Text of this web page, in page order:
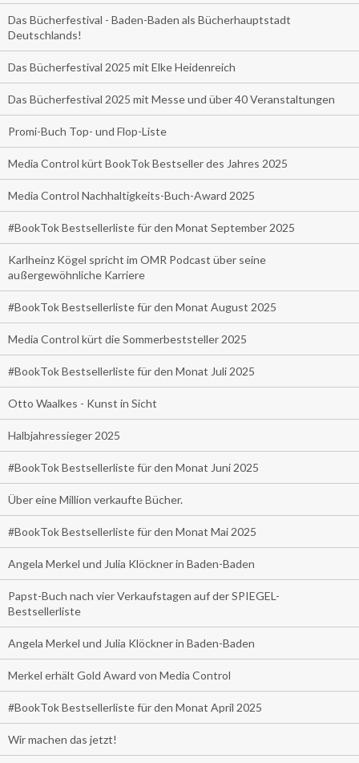
Das Bücherfestival - Baden-Baden als Bücherhauptstadt
Deutschlands!
Das Bücherfestival 2025 mit Elke Heidenreich
Das Bücherfestival 2025 mit Messe und über 40 Veranstaltungen
Promi-Buch Top- und Flop-Liste
Media Control kürt BookTok Bestseller des Jahres 2025
Media Control Nachhaltigkeits-Buch-Award 2025
#BookTok Bestsellerliste für den Monat September 2025
Karlheinz Kögel spricht im OMR Podcast über seine
außergewöhnliche Karriere
#BookTok Bestsellerliste für den Monat August 2025
Media Control kürt die Sommerbeststeller 2025
#BookTok Bestsellerliste für den Monat Juli 2025
Otto Waalkes - Kunst in Sicht
Halbjahressieger 2025
#BookTok Bestsellerliste für den Monat Juni 2025
Über eine Million verkaufte Bücher.
#BookTok Bestsellerliste für den Monat Mai 2025
Angela Merkel und Julia Klöckner in Baden-Baden
Papst-Buch nach vier Verkaufstagen auf der SPIEGEL-
Bestsellerliste
Angela Merkel und Julia Klöckner in Baden-Baden
Merkel erhält Gold Award von Media Control
#BookTok Bestsellerliste für den Monat April 2025
Wir machen das jetzt!